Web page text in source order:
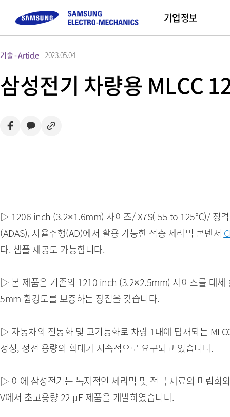
기업정보
삼성전기 소개
직무 소개
컴포넌트
MLCC
Camera Module
FAQ
Buy Now
기술 - Article 2023.05.04
삼성전기 차량용 MLCC
▷ 1206 inch (3.2×1.6mm) 사이즈/ X7S(-55 to 125℃)/ 정격
(ADAS), 자율주행(AD)에서 활용 가능한 적층 세라믹 콘덴서
다. 샘플 제공도 가능합니다.
▷ 본 제품은 기존의 1210 inch (3.2×2.5mm) 사이즈를 대
5mm 휨강도를 보증하는 장점을 갖습니다.
▷ 자동차의 전동화 및 고기능화로 차량 1대에 탑재되는
정성, 정전 용량의 확대가 지속적으로 요구되고 있습니다.
▷ 이에 삼성전기는 독자적인 세라믹 및 전극 재료의 미립
V에서 초고용량 22 µF 제품을 개발하였습니다.